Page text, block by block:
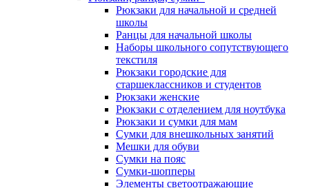
Рюкзаки для начальной и средней
школы
Ранцы для начальной школы
Наборы школьного сопутствующего
текстиля
Рюкзаки городские для
старшеклассников и студентов
Рюкзаки женские
Рюкзаки с отделением для ноутбука
Рюкзаки и сумки для мам
Сумки для внешкольных занятий
Мешки для обуви
Сумки на пояс
Сумки-шопперы
Элементы светоотражающие